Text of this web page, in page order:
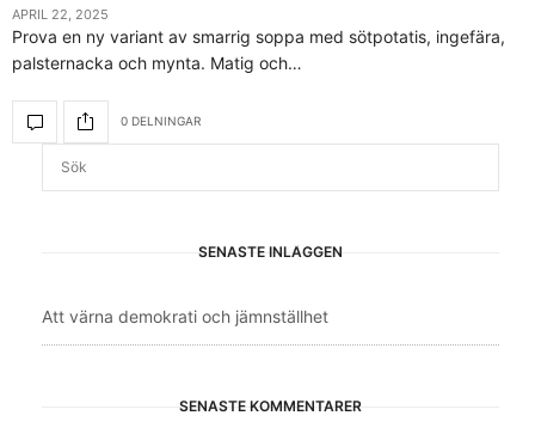
APRIL 22, 2025
Prova en ny variant av smarrig soppa med sötpotatis, ingefära,
palsternacka och mynta. Matig och…
0 DELNINGAR
SENASTE INLÄGGEN
Att värna demokrati och jämnställhet
SENASTE KOMMENTARER